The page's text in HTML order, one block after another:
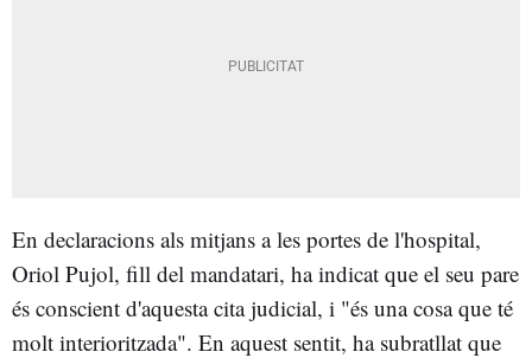
En declaracions als mitjans a les portes de l'hospital,
Oriol Pujol, fill del mandatari, ha indicat que el seu pare
és conscient d'aquesta cita judicial, i "és una cosa que té
molt interioritzada". En aquest sentit, ha subratllat que